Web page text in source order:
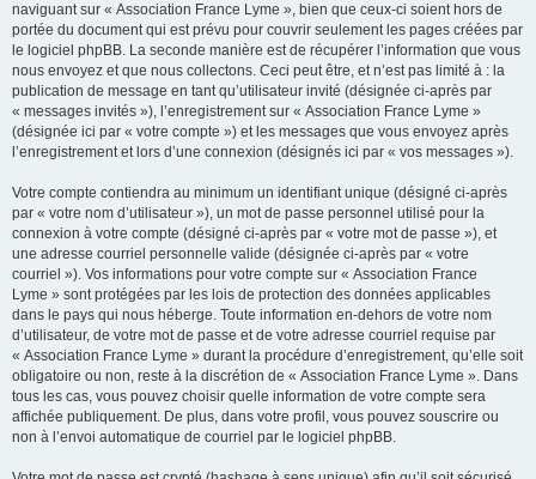
naviguant sur « Association France Lyme », bien que ceux-ci soient hors de
portée du document qui est prévu pour couvrir seulement les pages créées par
le logiciel phpBB. La seconde manière est de récupérer l’information que vous
nous envoyez et que nous collectons. Ceci peut être, et n’est pas limité à : la
publication de message en tant qu’utilisateur invité (désignée ci-après par
« messages invités »), l’enregistrement sur « Association France Lyme »
(désignée ici par « votre compte ») et les messages que vous envoyez après
l’enregistrement et lors d’une connexion (désignés ici par « vos messages »).
Votre compte contiendra au minimum un identifiant unique (désigné ci-après
par « votre nom d’utilisateur »), un mot de passe personnel utilisé pour la
connexion à votre compte (désigné ci-après par « votre mot de passe »), et
une adresse courriel personnelle valide (désignée ci-après par « votre
courriel »). Vos informations pour votre compte sur « Association France
Lyme » sont protégées par les lois de protection des données applicables
dans le pays qui nous héberge. Toute information en-dehors de votre nom
d’utilisateur, de votre mot de passe et de votre adresse courriel requise par
« Association France Lyme » durant la procédure d’enregistrement, qu’elle soit
obligatoire ou non, reste à la discrétion de « Association France Lyme ». Dans
tous les cas, vous pouvez choisir quelle information de votre compte sera
affichée publiquement. De plus, dans votre profil, vous pouvez souscrire ou
non à l’envoi automatique de courriel par le logiciel phpBB.